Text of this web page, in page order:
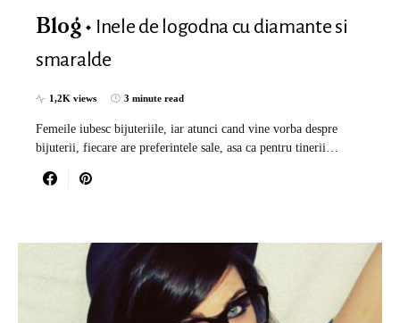
Blog
Inele de logodna cu diamante si
smaralde
1,2K views 3 minute read
Femeile iubesc bijuteriile, iar atunci cand vine vorba despre
bijuterii, fiecare are preferintele sale, asa ca pentru tinerii…